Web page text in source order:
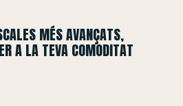
MÉS AVANÇATS,
A LA TEVA COMODITAT